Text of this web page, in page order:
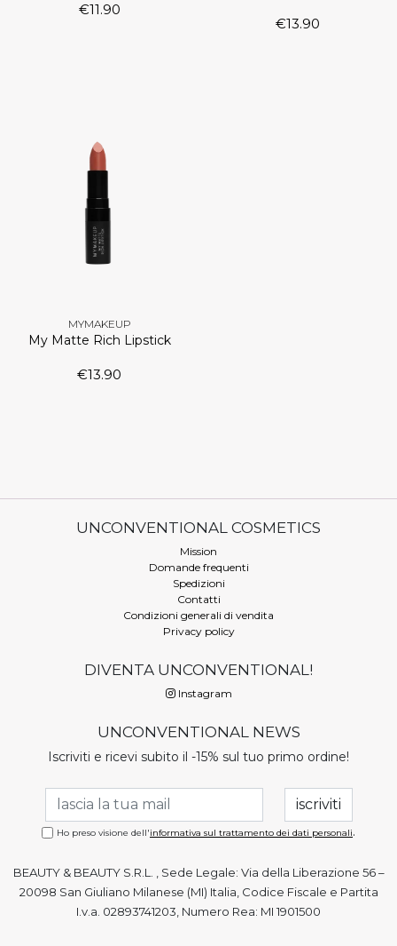
€11.90
€13.90
MYMAKEUP
My Matte Rich Lipstick
€13.90
UNCONVENTIONAL COSMETICS
Mission
Domande frequenti
Spedizioni
Contatti
Condizioni generali di vendita
Privacy policy
DIVENTA UNCONVENTIONAL!
Instagram
UNCONVENTIONAL NEWS
Iscriviti e ricevi subito il -15% sul tuo primo ordine!
Ho preso visione dell'informativa sul trattamento dei dati personali.
BEAUTY & BEAUTY S.R.L. , Sede Legale: Via della Liberazione 56 –
20098 San Giuliano Milanese (MI) Italia, Codice Fiscale e Partita
I.v.a. 02893741203, Numero Rea: MI 1901500